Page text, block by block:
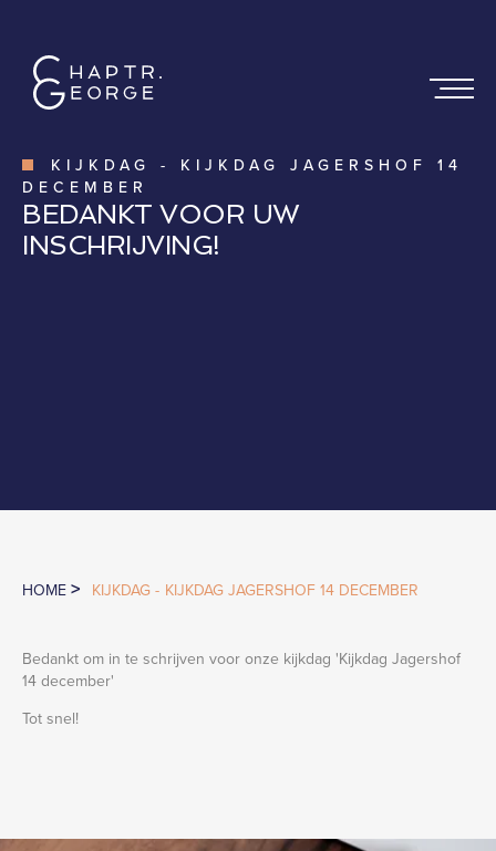
KIJKDAG - KIJKDAG JAGERSHOF 14
DECEMBER
BEDANKT VOOR UW
INSCHRIJVING!
HOME> KIJKDAG - KIJKDAG JAGERSHOF 14 DECEMBER
Bedankt om in te schrijven voor onze kijkdag 'Kijkdag Jagershof
14 december'
Tot snel!